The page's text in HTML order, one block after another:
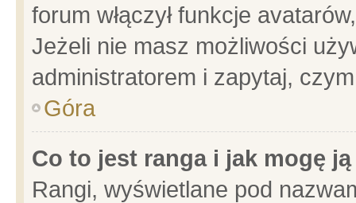
forum włączył funkcje
Jeżeli nie masz możliwości
administratorem i zapytaj,
Góra
Co to jest ranga i jak mogę
Rangi, wyświetlane pod